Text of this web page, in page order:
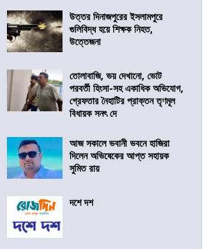
উত্তর দিনাজপুরের ইসলামপুরে
গুলিবিদ্ধ হয়ে শিক্ষক নিহত,
উত্তেজনা
তোলাবাজি, ভয় দেখানো, ভোট
পরবর্তী হিংসা-সহ একাধিক অভিযোগ,
গ্রেফতার নৈহাটির প্রাক্তন তৃণমূল
বিধায়ক সনৎ দে
আজ সকালে ভবানী ভবনে হাজিরা
দিলেন অভিষেকের আপ্ত সহায়ক
সুমিত রায়
দশে দশ